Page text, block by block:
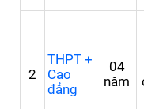
2
THPT +
Cao
đẳng
04
năm